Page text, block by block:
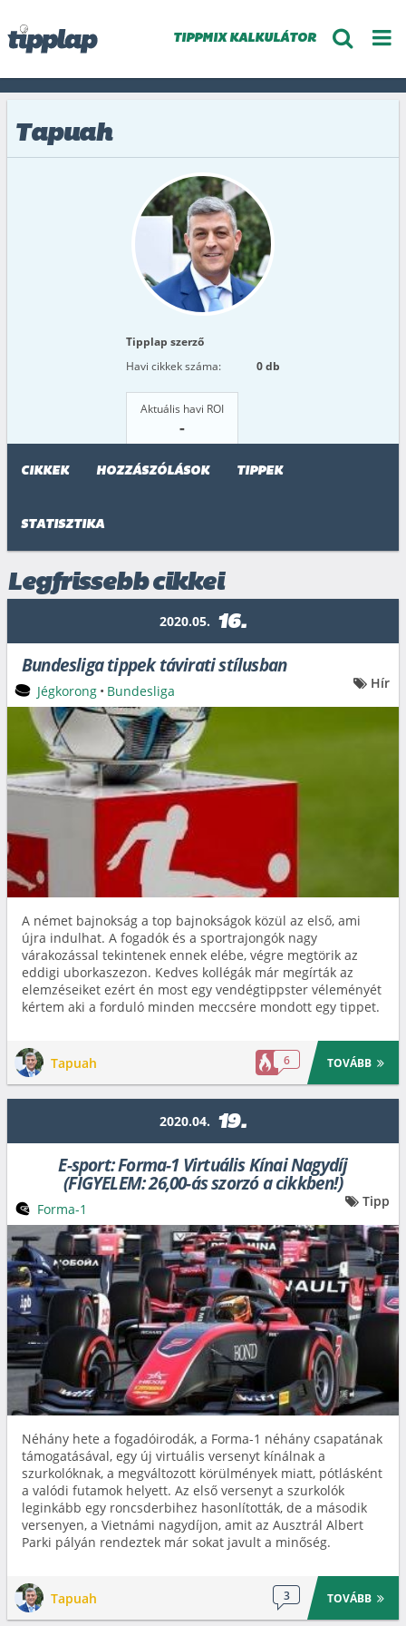
TIPPMIX KALKULÁTOR
Tapuah
Tipplap szerző
Havi cikkek száma:
0 db
Aktuális havi ROI
-
CIKKEK HOZZÁSZÓLÁSOK TIPPEK
STATISZTIKA
Legfrissebb cikkei
2020.05. 16.
Bundesliga tippek távirati stílusban
A német bajnokság a top bajnokságok közül az első, ami
újra indulhat. A fogadók és a sportrajongók nagy
várakozással tekintenek ennek elébe, végre megtörik az
eddigi uborkaszezon. Kedves kollégák már megírták az
elemzéseiket ezért én most egy vendégtippster véleményét
kértem aki a forduló minden meccsére mondott egy tippet.
Tapuah 6 TOVÁBB
Jégkorong • Bundesliga Hír
2020.04. 19.
E-sport: Forma-1 Virtuális Kínai Nagydíj
(FIGYELEM: 26,00-ás szorzó a cikkben!)
Néhány hete a fogadóirodák, a Forma-1 néhány csapatának
támogatásával, egy új virtuális versenyt kínálnak a
szurkolóknak, a megváltozott körülmények miatt, pótlásként
a valódi futamok helyett. Az első versenyt a szurkolók
leginkább egy roncsderbihez hasonlították, de a második
versenyen, a Vietnámi nagydíjon, amit az Ausztrál Albert
Parki pályán rendeztek már sokat javult a minőség.
Tapuah 3 TOVÁBB
Forma-1 Tipp